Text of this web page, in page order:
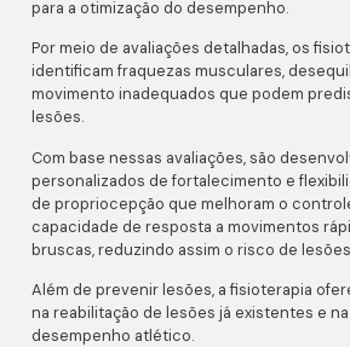
para a otimização do desempenho.
Por meio de avaliações detalhadas, os
identificam fraquezas musculares,
movimento inadequados que podem
lesões.
Com base nessas avaliações, são
personalizados de fortalecimento e
de propriocepção que melhoram o
capacidade de resposta a movimentos
bruscas, reduzindo assim o risco de
Além de prevenir lesões, a fisioterapia
na reabilitação de lesões já existentes e
desempenho atlético.